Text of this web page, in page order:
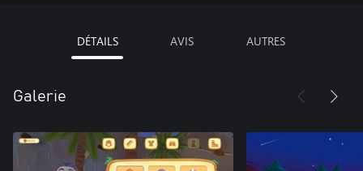
DÉTAILS AVIS AUTRES
Galerie